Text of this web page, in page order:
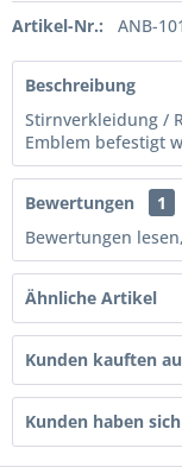
Artikel-Nr.: ANB-
Beschreibung
Stirnverkleidung /
Emblem befestigt
Bewertungen
1
Bewertungen
Ähnliche Artikel
Kunden kauften
Kunden haben